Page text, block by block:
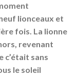
lionceaux et
fois. La lionne
revenant
c’était sans
le soleil